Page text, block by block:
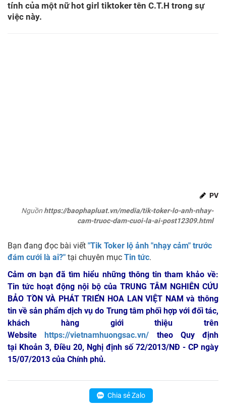
tính của một nữ hot girl tiktoker tên C.T.H trong sự
việc này.
PV
Nguồn https://baophapluat.vn/media/tik-toker-lo-anh-nhay-
cam-truoc-dam-cuoi-la-ai-post12309.html
Bạn đang đọc bài viết "Tik Toker lộ ảnh "nhạy cảm" trước
đám cưới là ai?" tại chuyên mục Tin tức.
Cảm ơn bạn đã tìm hiểu những thông tin tham khảo về:
Tin tức hoạt động nội bộ của TRUNG TÂM NGHIÊN CỨU
BẢO TỒN VÀ PHÁT TRIỂN HOA LAN VIỆT NAM và thông
tin về sản phẩm dịch vụ do Trung tâm phối hợp với đối tác,
khách hàng giới thiệu trên
Website
https://vietnamhuongsac.vn/ theo Quy định
tại Khoản 3, Điều 20, Nghị định số 72/2013/NĐ - CP ngày
15/07/2013 của Chính phủ.
Chia sẻ Zalo